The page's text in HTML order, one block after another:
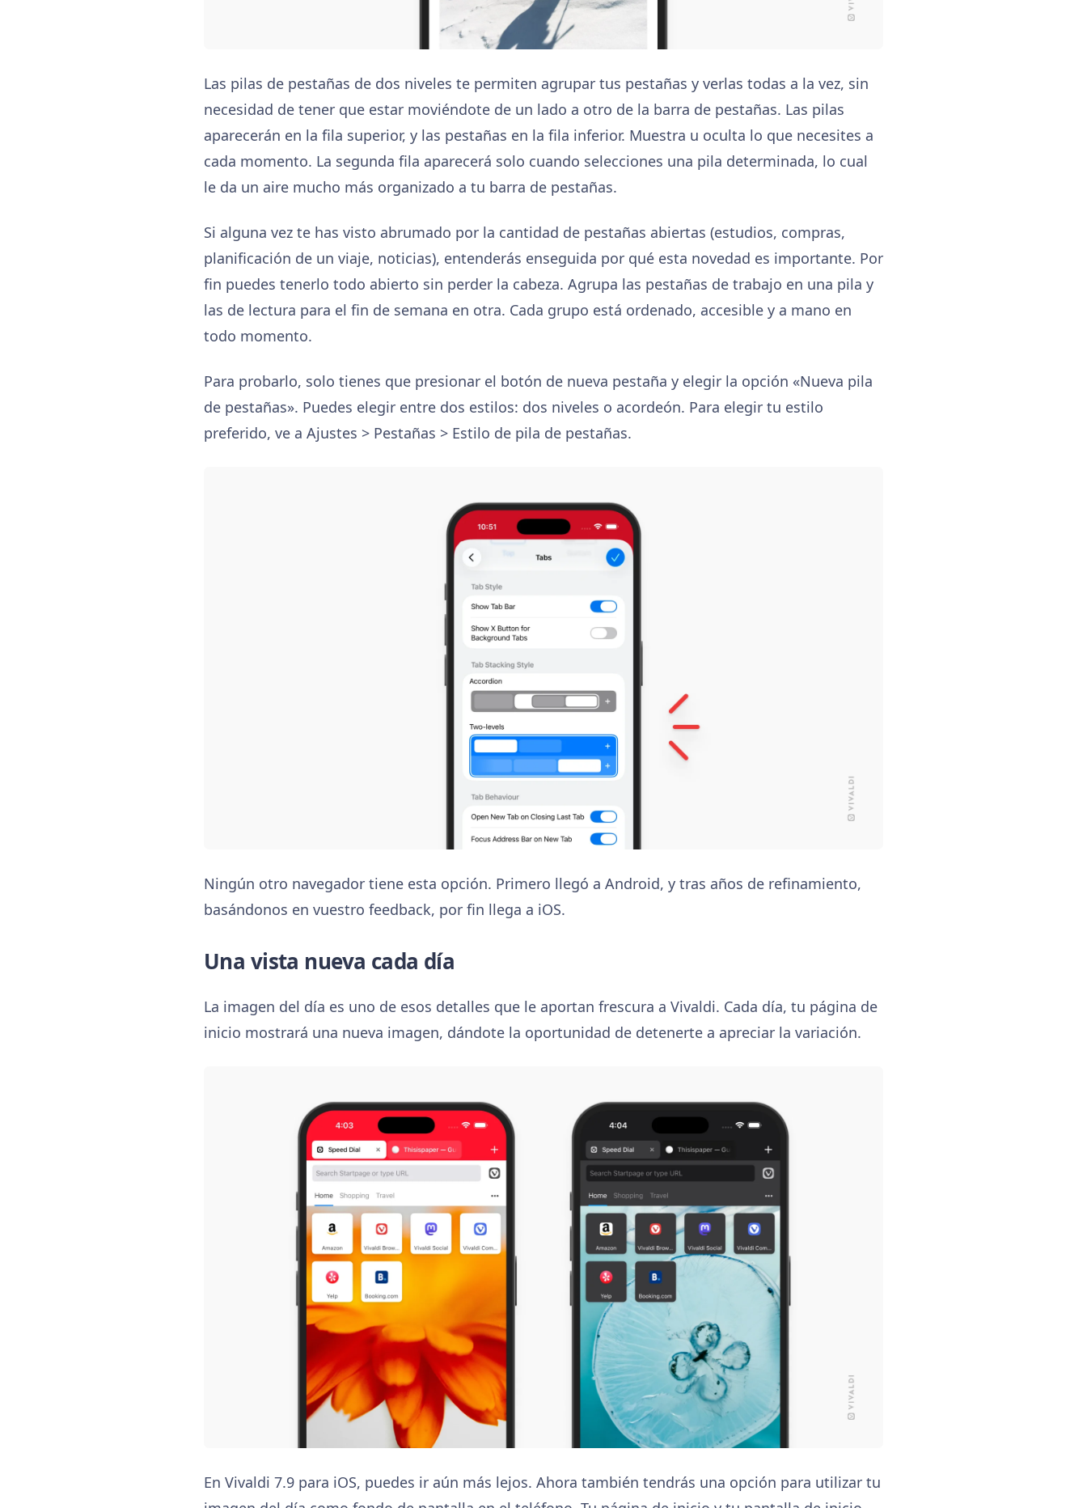
Las pilas de pestañas de dos niveles te permiten agrupar tus pestañas y verlas todas a la vez, sin
necesidad de tener que estar moviéndote de un lado a otro de la barra de pestañas. Las pilas
aparecerán en la fila superior, y las pestañas en la fila inferior. Muestra u oculta lo que necesites a
cada momento. La segunda fila aparecerá solo cuando selecciones una pila determinada, lo cual
le da un aire mucho más organizado a tu barra de pestañas.
Si alguna vez te has visto abrumado por la cantidad de pestañas abiertas (estudios, compras,
planificación de un viaje, noticias), entenderás enseguida por qué esta novedad es importante. Por
fin puedes tenerlo todo abierto sin perder la cabeza. Agrupa las pestañas de trabajo en una pila y
las de lectura para el fin de semana en otra. Cada grupo está ordenado, accesible y a mano en
todo momento.
Para probarlo, solo tienes que presionar el botón de nueva pestaña y elegir la opción «Nueva pila
de pestañas». Puedes elegir entre dos estilos: dos niveles o acordeón. Para elegir tu estilo
preferido, ve a Ajustes > Pestañas > Estilo de pila de pestañas.
Ningún otro navegador tiene esta opción. Primero llegó a Android, y tras años de refinamiento,
basándonos en vuestro feedback, por fin llega a iOS.
Una vista nueva cada día
La imagen del día es uno de esos detalles que le aportan frescura a Vivaldi. Cada día, tu página de
inicio mostrará una nueva imagen, dándote la oportunidad de detenerte a apreciar la variación.
En Vivaldi 7.9 para iOS, puedes ir aún más lejos. Ahora también tendrás una opción para utilizar tu